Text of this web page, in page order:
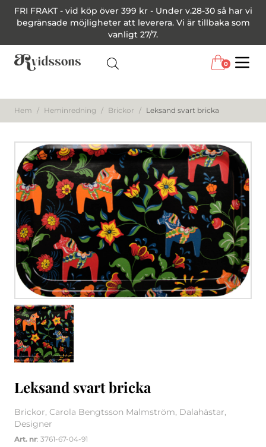
FRI FRAKT - vid köp över 399 kr - Under v.28-30 så har vi
begränsade möjligheter att leverera. Vi är tillbaka som
vanligt 27/7.
0
Hem / Heminredning / Brickor / Leksand svart bricka
1/1
Leksand svart bricka
Brickor, Carola Bengtsson Malmström, Dalahästar,
Designer
Art. nr: 3761-67-04-91